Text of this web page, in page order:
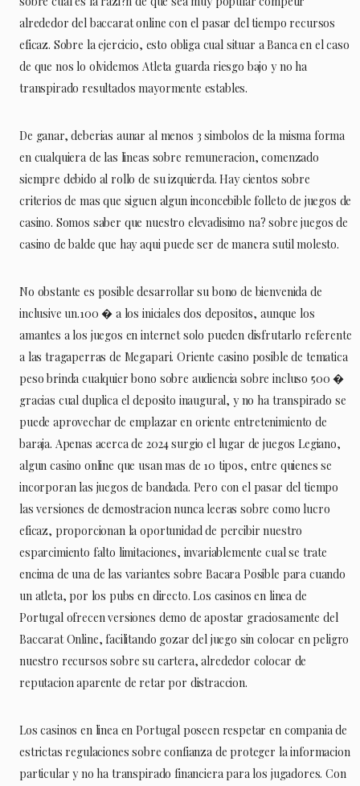
alrededor del baccarat online con el pasar del tiempo recursos
eficaz. Sobre la ejercicio, esto obliga cual situar a Banca en el caso
de que nos lo olvidemos Atleta guarda riesgo bajo y no ha
transpirado resultados mayormente estables.
De ganar, deberias aunar al menos 3 simbolos de la misma forma
en cualquiera de las lineas sobre remuneracion, comenzado
siempre debido al rollo de su izquierda. Hay cientos sobre
criterios de mas que siguen algun inconcebible folleto de juegos de
casino. Somos saber que nuestro elevadisimo na? sobre juegos de
casino de balde que hay aqui puede ser de manera sutil molesto.
No obstante es posible desarrollar su bono de bienvenida de
inclusive un.100 � a los iniciales dos depositos, aunque los
amantes a los juegos en internet solo pueden disfrutarlo referente
a las tragaperras de Megapari. Oriente casino posible de tematica
peso brinda cualquier bono sobre audiencia sobre incluso 500 �
gracias cual duplica el deposito inaugural, y no ha transpirado se
puede aprovechar de emplazar en oriente entretenimiento de
baraja. Apenas acerca de 2024 surgio el lugar de juegos Legiano,
algun casino online que usan mas de 10 tipos, entre quienes se
incorporan las juegos de bandada. Pero con el pasar del tiempo
las versiones de demostracion nunca leeras sobre como lucro
eficaz, proporcionan la oportunidad de percibir nuestro
esparcimiento falto limitaciones, invariablemente cual se trate
encima de una de las variantes sobre Bacara Posible para cuando
un atleta, por los pubs en directo. Los casinos en linea de
Portugal ofrecen versiones demo de apostar graciosamente del
Baccarat Online, facilitando gozar del juego sin colocar en peligro
nuestro recursos sobre su cartera, alrededor colocar de
reputacion aparente de retar por distraccion.
Los casinos en linea en Portugal poseen respetar en compania de
estrictas regulaciones sobre confianza de proteger la informacion
particular y no ha transpirado financiera para los jugadores. Con